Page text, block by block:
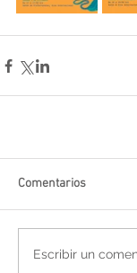
Comentarios
Escribir un